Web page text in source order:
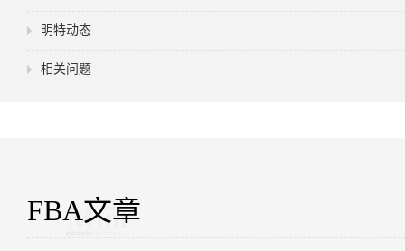
明特动态
相关问题
FBA文章